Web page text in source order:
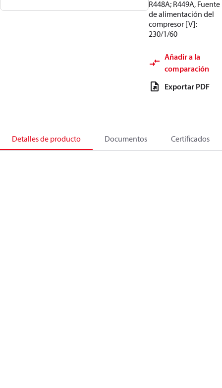
R448A; R449A, Fuente
de alimentación del
compresor [V]:
230/1/60
Añadir a la
comparación
Exportar PDF
Detalles de producto Documentos Certificados